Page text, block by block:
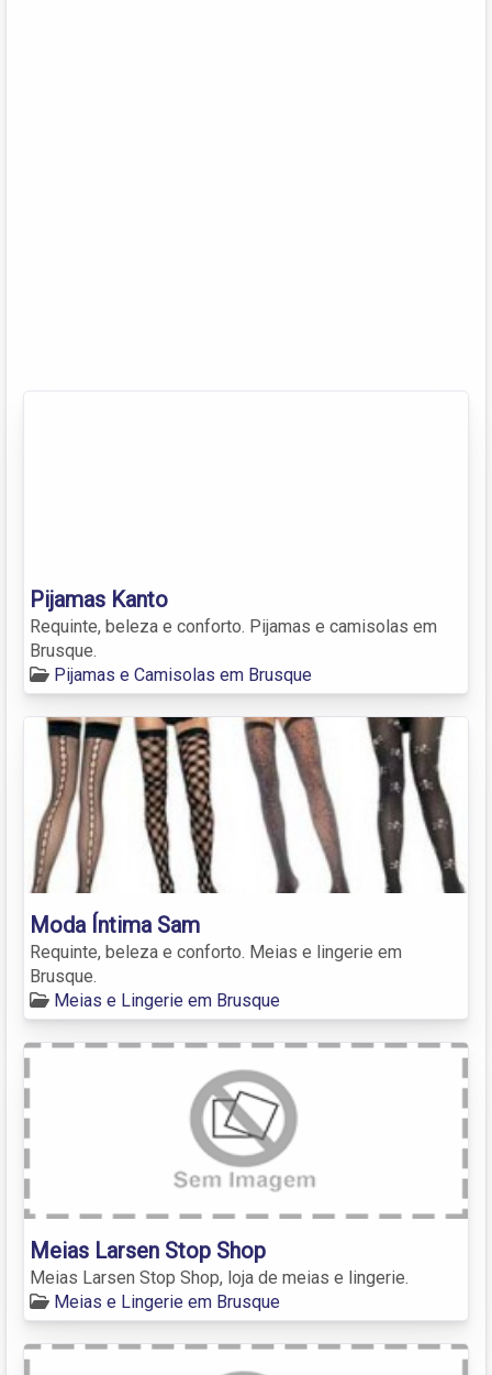
Pijamas Kanto
Requinte, beleza e conforto. Pijamas e camisolas em
Brusque.
Pijamas e Camisolas em Brusque
Moda Íntima Sam
Requinte, beleza e conforto. Meias e lingerie em
Brusque.
Meias e Lingerie em Brusque
Meias Larsen Stop Shop
Meias Larsen Stop Shop, loja de meias e lingerie.
Meias e Lingerie em Brusque